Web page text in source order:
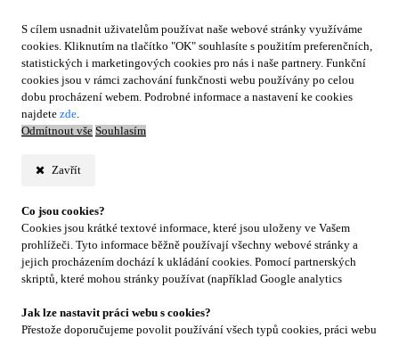
S cílem usnadnit uživatelům používat naše webové stránky využíváme
cookies. Kliknutím na tlačítko "OK" souhlasíte s použitím preferenčních,
statistických i marketingových cookies pro nás i naše partnery. Funkční
cookies jsou v rámci zachování funkčnosti webu používány po celou
dobu procházení webem. Podrobné informace a nastavení ke cookies
najdete zde.
Odmítnout vše Souhlasím
Zavřít
Co jsou cookies?
Cookies jsou krátké textové informace, které jsou uloženy ve Vašem
prohlížeči. Tyto informace běžně používají všechny webové stránky a
jejich procházením dochází k ukládání cookies. Pomocí partnerských
skriptů, které mohou stránky používat (například Google analytics
Jak lze nastavit práci webu s cookies?
Přestože doporučujeme povolit používání všech typů cookies, práci webu